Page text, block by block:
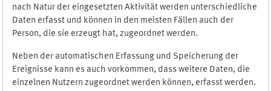
nach Natur der eingesetzten Aktivität werden unterschiedliche
Daten erfasst und können in den meisten Fällen auch der
Person, die sie erzeugt hat, zugeordnet werden.
Neben der automatischen Erfassung und Speicherung der
Ereignisse kann es auch vorkommen, dass weitere Daten, die
einzelnen Nutzern zugeordnet werden können, erfasst werden.